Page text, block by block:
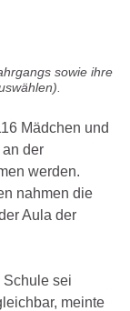
sowie ihre
Mädchen und
der
werden.
nahmen die
Aula der
Schule sei
meinte